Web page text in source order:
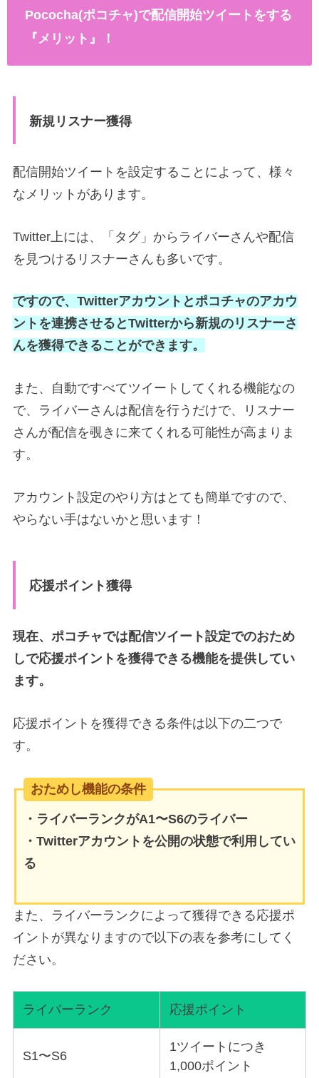
Pococha(ポコチャ)で配信開始ツイートをする
『メリット』！
新規リスナー獲得
配信開始ツイートを設定することによって、様々
なメリットがあります。
Twitter上には、「タグ」からライバーさんや配信
を見つけるリスナーさんも多いです。
ですので、Twitterアカウントとポコチャのアカウ
ントを連携させるとTwitterから新規のリスナーさ
んを獲得できることができます。
また、自動ですべてツイートしてくれる機能なの
で、ライバーさんは配信を行うだけで、リスナー
さんが配信を覗きに来てくれる可能性が高まりま
す。
アカウント設定のやり方はとても簡単ですので、
やらない手はないかと思います！
応援ポイント獲得
現在、ポコチャでは配信ツイート設定でのおため
しで応援ポイントを獲得できる機能を提供してい
ます。
応援ポイントを獲得できる条件は以下の二つで
す。
おためし機能の条件
・ライバーランクがA1〜S6のライバー
・Twitterアカウントを公開の状態で利用してい
る
また、ライバーランクによって獲得できる応援ポ
イントが異なりますので以下の表を参考にしてく
ださい。
ライバーランク 応援ポイント
S1〜S6
1ツイートにつき
1,000ポイント